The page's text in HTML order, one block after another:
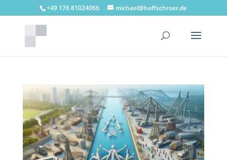
+49 176 81024066 michael@hoffschroer.de